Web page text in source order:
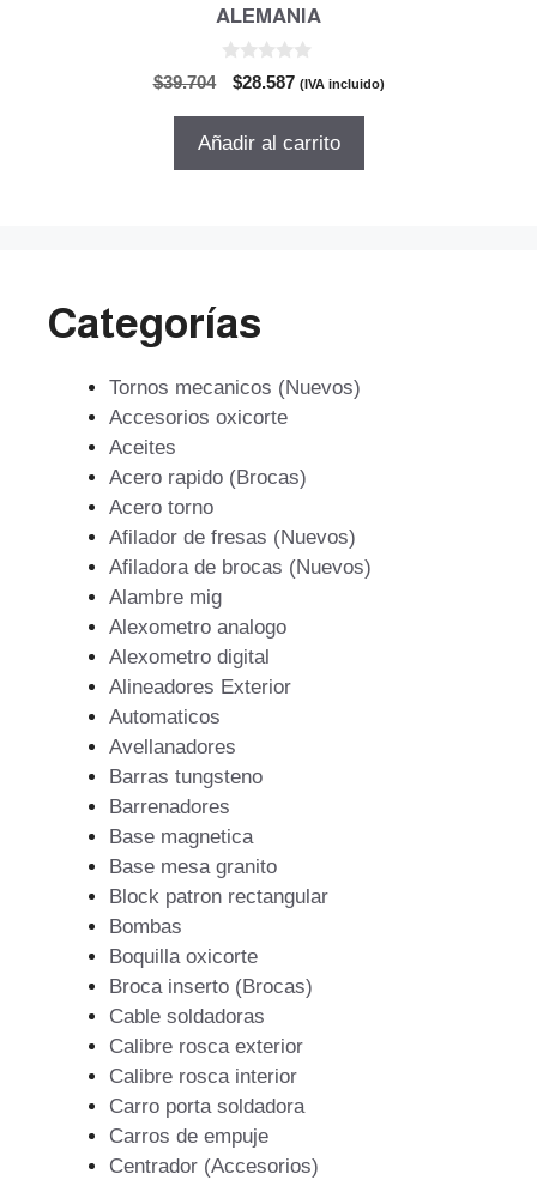
ALEMANIA
$39.704
El
original
$28.587El
actual
(IVA incluido)
Añadir al carrito
Categorías
Tornos mecanicos (Nuevos)
Accesorios oxicorte
Aceites
Acero rapido (Brocas)
Acero torno
Afilador de fresas (Nuevos)
Afiladora de brocas (Nuevos)
Alambre mig
Alexometro analogo
Alexometro digital
Alineadores Exterior
Automaticos
Avellanadores
Barras tungsteno
Barrenadores
Base magnetica
Base mesa granito
Block patron rectangular
Bombas
Boquilla oxicorte
Broca inserto (Brocas)
Cable soldadoras
Calibre rosca exterior
Calibre rosca interior
Carro porta soldadora
Carros de empuje
Centrador (Accesorios)